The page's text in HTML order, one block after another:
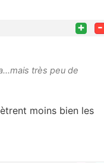
+ -
très peu de
moins bien les